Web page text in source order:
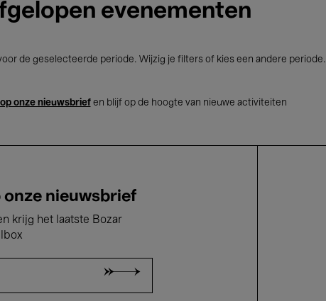
evenementen
de geselecteerde periode. Wijzig je filters of kies een andere periode.
onze nieuwsbriefen blijf op de hoogte van nieuwe activiteiten
nieuwsbrief
krijg het laatste Bozar